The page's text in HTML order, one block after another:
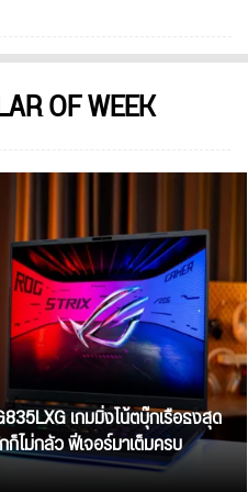
OF WEEK
เกมมิ่งโน้ตบุ๊กเรือธงสุด
ไม่กลัว ฟีเจอร์มาเต็มครบ